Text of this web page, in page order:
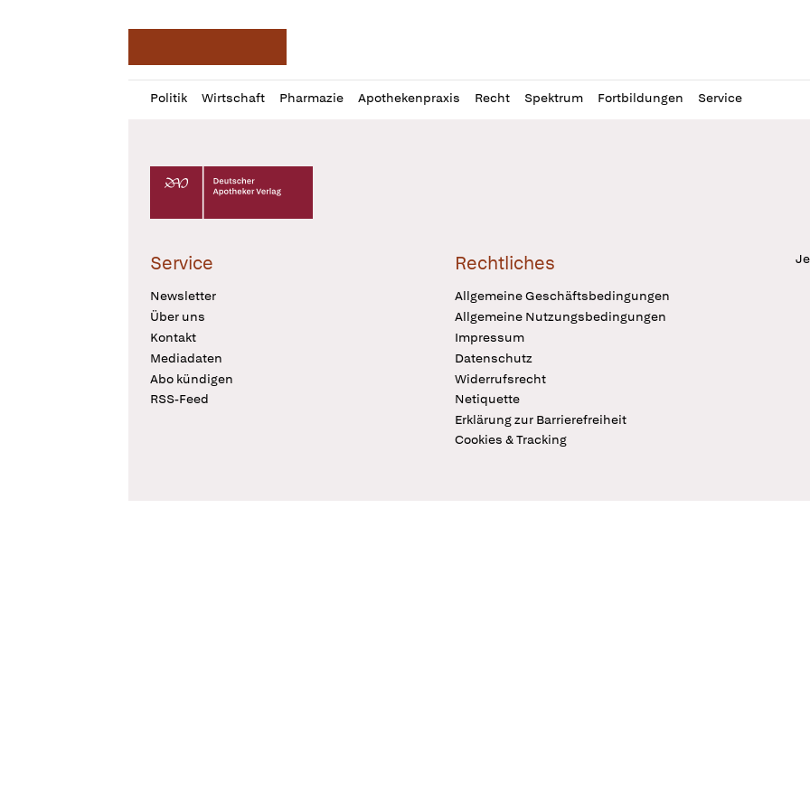
Politik Wirtschaft Pharmazie Apothekenpraxis Recht Spektrum Fortbildungen Service
Profil
öffnen
Daz
Pur
Deutscher Apotheker Verlag Logo
Service
Newsletter
Über uns
Kontakt
Mediadaten
Abo kündigen
RSS-Feed
Rechtliches
Allgemeine Geschäftsbedingungen
Allgemeine Nutzungsbedingungen
Impressum
Datenschutz
Widerrufsrecht
Netiquette
Erklärung zur Barrierefreiheit
Cookies & Tracking